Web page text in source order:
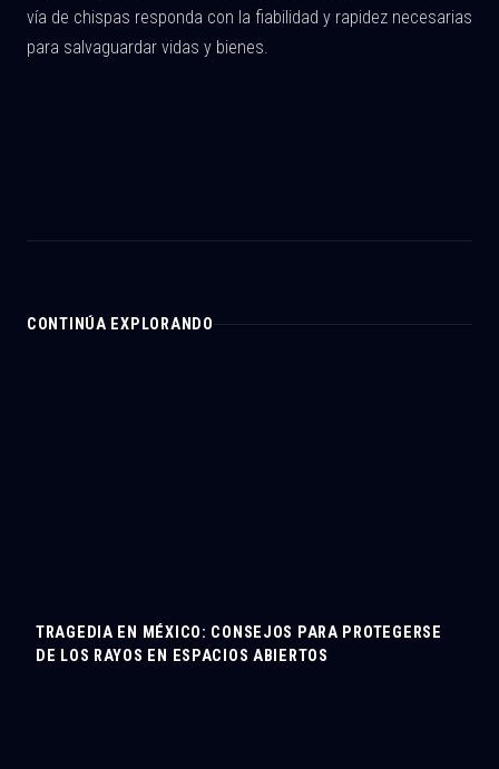
vía de chispas responda con la fiabilidad y rapidez necesarias
para salvaguardar vidas y bienes.
CONTINÚA EXPLORANDO
TRAGEDIA EN MÉXICO: CONSEJOS PARA PROTEGERSE
DE LOS RAYOS EN ESPACIOS ABIERTOS